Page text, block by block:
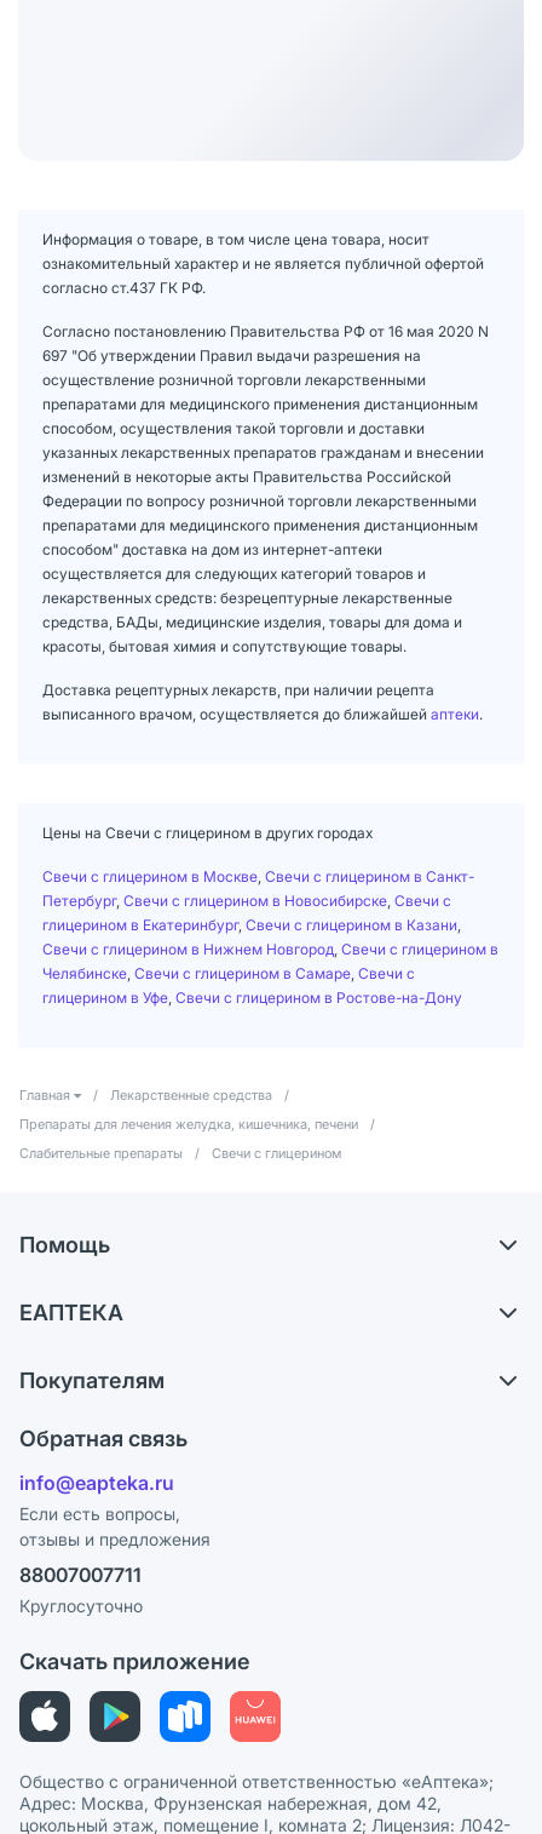
Информация о товаре, в том числе цена товара, носит
ознакомительный характер и не является публичной офертой
согласно ст.437 ГК РФ.
Согласно постановлению Правительства РФ от 16 мая 2020 N
697 "Об утверждении Правил выдачи разрешения на
осуществление розничной торговли лекарственными
препаратами для медицинского применения дистанционным
способом, осуществления такой торговли и доставки
указанных лекарственных препаратов гражданам и внесении
изменений в некоторые акты Правительства Российской
Федерации по вопросу розничной торговли лекарственными
препаратами для медицинского применения дистанционным
способом" доставка на дом из интернет-аптеки
осуществляется для следующих категорий товаров и
лекарственных средств: безрецептурные лекарственные
средства, БАДы, медицинские изделия, товары для дома и
красоты, бытовая химия и сопутствующие товары.
Доставка рецептурных лекарств, при наличии рецепта
выписанного врачом, осуществляется до ближайшей аптеки.
Цены на Свечи с глицерином в других городах
Свечи с глицерином в Москве Свечи с глицерином в Санкт-
Петербург, Свечи с глицерином в Новосибирске Свечи с
глицерином в Екатеринбург, Свечи с глицерином в Казани
Свечи с глицерином в Нижнем Новгород Свечи с глицерином в
Челябинске Свечи с глицерином в Самаре Свечи с
глицерином в Уфе Свечи с глицерином в Ростове-на-Дону
Главная / Лекарственные средства
/
Препараты для лечения желудка, кишечника, печени
/
Слабительные препараты
/ Свечи с глицерином
Помощь
Самовывоз из аптек
Ответы на вопросы
Блог
ЕАПТЕКА
Карьера
Поставщики
Лицензия
Реклама на сайте
Ваши товары на ЕАПТЕКЕ
Покупателям
Программа СберСпасибо
Политика конфиденциальности
Пользовательское соглашение
Политика рекомендаций
Этика и соответствие
Политика в отношении обработки персональных данных
Обратная связь
info@eapteka.ru
Если есть вопросы,
отзывы и предложения
88007007711
Круглосуточно
Скачать приложение
Общество с ограниченной ответственностью «еАптека»;
Адрес: Москва, Фрунзенская набережная, дом 42,
цокольный этаж, помещение I, комната 2; Лицензия: Л042-